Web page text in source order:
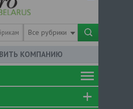
Все рубрики
КОМПАНИЮ